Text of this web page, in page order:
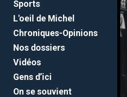
Sports
L'oeil de Michel
Chroniques-Opinions
Nos dossiers
Vidéos
Gens d’ici
On se souvient